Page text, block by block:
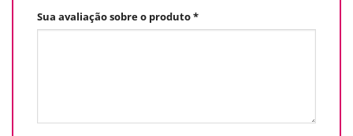
Sua avaliação sobre o produto*